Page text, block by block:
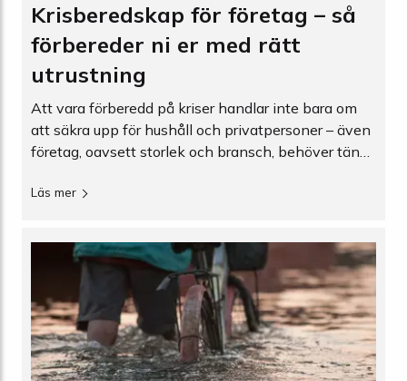
Krisberedskap för företag – så
förbereder ni er med rätt
utrustning
Att vara förberedd på kriser handlar inte bara om
att säkra upp för hushåll och privatpersoner – även
företag, oavsett storlek och bransch, behöver tänka
eller snabbt återhämta sig vid oväntade händelser.
krisberedskap och visar hur de kan användas för
att stärka företagets robusthet.
Läs mer